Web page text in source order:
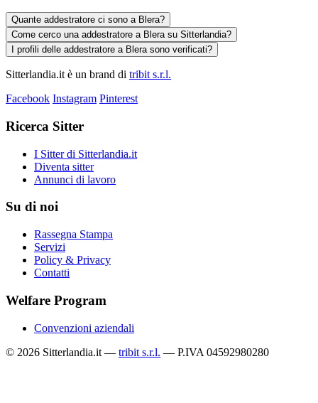
Quante addestratore ci sono a Blera?
Come cerco una addestratore a Blera su Sitterlandia?
I profili delle addestratore a Blera sono verificati?
Sitterlandia.it è un brand di tribit s.r.l.
Facebook Instagram Pinterest
Ricerca Sitter
I Sitter di Sitterlandia.it
Diventa sitter
Annunci di lavoro
Su di noi
Rassegna Stampa
Servizi
Policy & Privacy
Contatti
Welfare Program
Convenzioni aziendali
© 2026 Sitterlandia.it — tribit s.r.l. — P.IVA 04592980280